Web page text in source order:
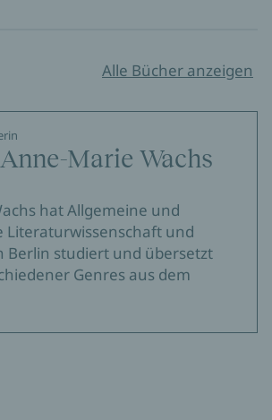
Alle Bücher anzeigen
Marie Wachs
hat Allgemeine und
Literaturwissenschaft und
Berlin studiert und übersetzt
Genres aus dem